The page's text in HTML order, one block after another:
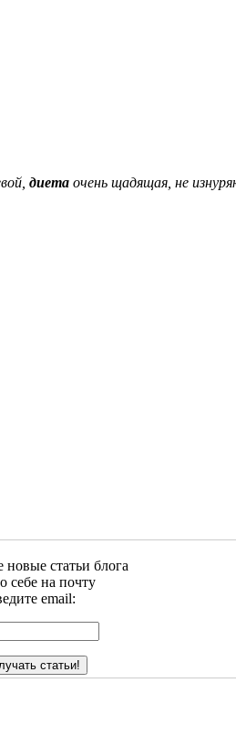
диета очень щадящая, не
новые статьи блога
себе на почту
email: